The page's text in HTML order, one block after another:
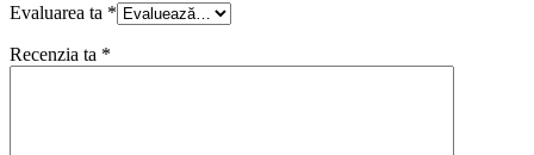
Evaluarea ta *
Recenzia ta *